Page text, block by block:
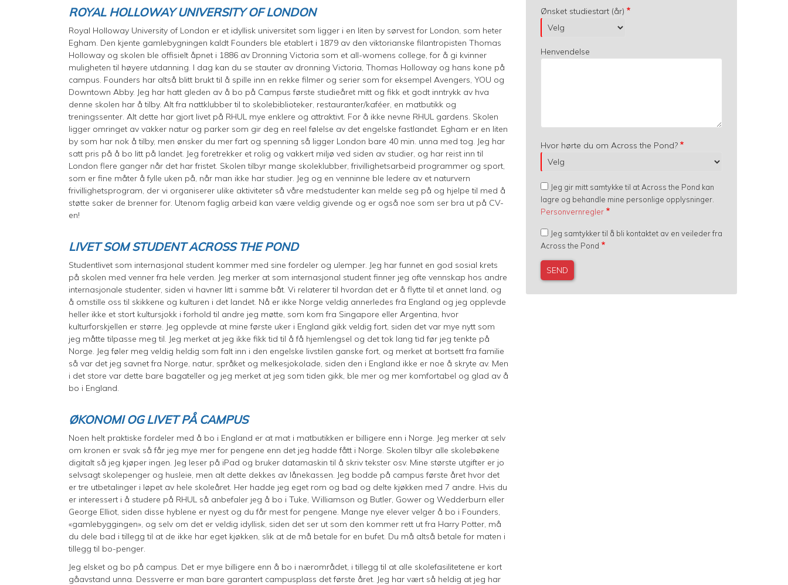
ROYAL HOLLOWAY UNIVERSITY OF LONDON
Royal Holloway University of London er et idyllisk universitet som ligger i en liten by sørvest for London, som heter
Egham. Den kjente gamlebygningen kaldt Founders ble etablert i 1879 av den viktorianske filantropisten Thomas
Holloway og skolen ble offisielt åpnet i 1886 av Dronning Victoria som et all-womens college, for å gi kvinner
muligheten til høyere utdanning. I dag kan du se stauter av dronning Victoria, Thomas Holloway og hans kone på
campus. Founders har altså blitt brukt til å spille inn en rekke filmer og serier som for eksempel Avengers, YOU og
Downtown Abby. Jeg har hatt gleden av å bo på Campus første studieåret mitt og fikk et godt inntrykk av hva
denne skolen har å tilby. Alt fra nattklubber til to skolebiblioteker, restauranter/kaféer, en matbutikk og
treningssenter. Alt dette har gjort livet på RHUL mye enklere og attraktivt. For å ikke nevne RHUL gardens. Skolen
ligger omringet av vakker natur og parker som gir deg en reel følelse av det engelske fastlandet. Egham er en liten
by som har nok å tilby, men ønsker du mer fart og spenning så ligger London bare 40 min. unna med tog. Jeg har
satt pris på å bo litt på landet. Jeg foretrekker et rolig og vakkert miljø ved siden av studier, og har reist inn til
London flere ganger når det har fristet. Skolen tilbyr mange skoleklubber, frivillighetsarbeid programmer og sport,
som er fine måter å fylle uken på, når man ikke har studier. Jeg og en venninne ble ledere av et naturvern
frivillighetsprogram, der vi organiserer ulike aktiviteter så våre medstudenter kan melde seg på og hjelpe til med å
støtte saker de brenner for. Utenom faglig arbeid kan være veldig givende og er også noe som ser bra ut på CV-
en!
LIVET SOM STUDENT ACROSS THE POND
Studentlivet som internasjonal student kommer med sine fordeler og ulemper. Jeg har funnet en god sosial krets
på skolen med venner fra hele verden. Jeg merker at som internasjonal student finner jeg ofte vennskap hos andre
internasjonale studenter, siden vi havner litt i samme båt. Vi relaterer til hvordan det er å flytte til et annet land, og
å omstille oss til skikkene og kulturen i det landet. Nå er ikke Norge veldig annerledes fra England og jeg opplevde
heller ikke et stort kultursjokk i forhold til andre jeg møtte, som kom fra Singapore eller Argentina, hvor
kulturforskjellen er større. Jeg opplevde at mine første uker i England gikk veldig fort, siden det var mye nytt som
jeg måtte tilpasse meg til. Jeg merket at jeg ikke fikk tid til å få hjemlengsel og det tok lang tid før jeg tenkte på
Norge. Jeg føler meg veldig heldig som falt inn i den engelske livstilen ganske fort, og merket at bortsett fra familie
så var det jeg savnet fra Norge, natur, språket og melkesjokolade, siden den i England ikke er noe å skryte av. Men
i det store var dette bare bagateller og jeg merket at jeg som tiden gikk, ble mer og mer komfortabel og glad av å
bo i England.
ØKONOMI OG LIVET PÅ CAMPUS
Noen helt praktiske fordeler med å bo i England er at mat i matbutikken er billigere enn i Norge. Jeg merker at selv
om kronen er svak så får jeg mye mer for pengene enn det jeg hadde fått i Norge. Skolen tilbyr alle skolebøkene
digitalt så jeg kjøper ingen. Jeg leser på iPad og bruker datamaskin til å skriv tekster osv. Mine største utgifter er jo
selvsagt skolepenger og husleie, men alt dette dekkes av lånekassen. Jeg bodde på campus første året hvor det
er tre utbetalinger i løpet av hele skoleåret. Her hadde jeg eget rom og bad og delte kjøkken med 7 andre. Hvis du
er interessert i å studere på RHUL så anbefaler jeg å bo i Tuke, Williamson og Butler, Gower og Wedderburn eller
George Elliot, siden disse hyblene er nyest og du får mest for pengene. Mange nye elever velger å bo i Founders,
«gamlebyggingen», og selv om det er veldig idyllisk, siden det ser ut som den kommer rett ut fra Harry Potter, må
du dele bad i tillegg til at de ikke har eget kjøkken, slik at de må betale for en bufet. Du må altså betale for maten i
tillegg til bo-penger.
Jeg elsket og bo på campus. Det er mye billigere enn å bo i nærområdet, i tillegg til at alle skolefasilitetene er kort
gåavstand unna. Dessverre er man bare garantert campusplass det første året. Jeg har vært så heldig at jeg har
Ønsket studiestart (år)
Henvendelse
Hvor hørte du om Across the Pond?
Jeg gir mitt samtykke til at Across the Pond kan
lagre og behandle mine personlige opplysninger.
Personvernregler
Jeg samtykker til å bli kontaktet av en veileder fra
Across the Pond